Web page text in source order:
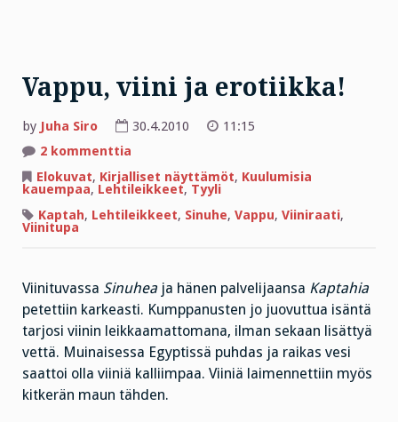
Vappu, viini ja erotiikka!
by Juha Siro 30.4.2010
11:15
2 kommenttia
viini
ja
erotiikka!
Elokuvat, Kirjalliset näyttämöt, Kuulumisia
kauempaa, Lehtileikkeet, Tyyli
Kaptah, Lehtileikkeet, Sinuhe, Vappu, Viiniraati,
Viinitupa
Viinituvassa Sinuhea ja hänen palvelijaansa Kaptahia
petettiin karkeasti. Kumppanusten jo juovuttua isäntä
tarjosi viinin leikkaamattomana, ilman sekaan lisättyä
vettä. Muinaisessa Egyptissä puhdas ja raikas vesi
saattoi olla viiniä kalliimpaa. Viiniä laimennettiin myös
kitkerän maun tähden.